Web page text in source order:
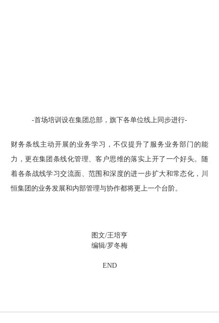
-首场培训设在集团总部，旗下各单位线上同步进行-
财务条线主动开展的业务学习，不仅提升了服务业务部门的能
力，更在集团条线化管理、客户思维的落实上开了一个好头。随
着各条战线学习交流面、范围和深度的进一步扩大和常态化，川
恒集团的业务发展和内部管理与协作都将更上一个台阶。
图文/王培亨
编辑/罗冬梅
END